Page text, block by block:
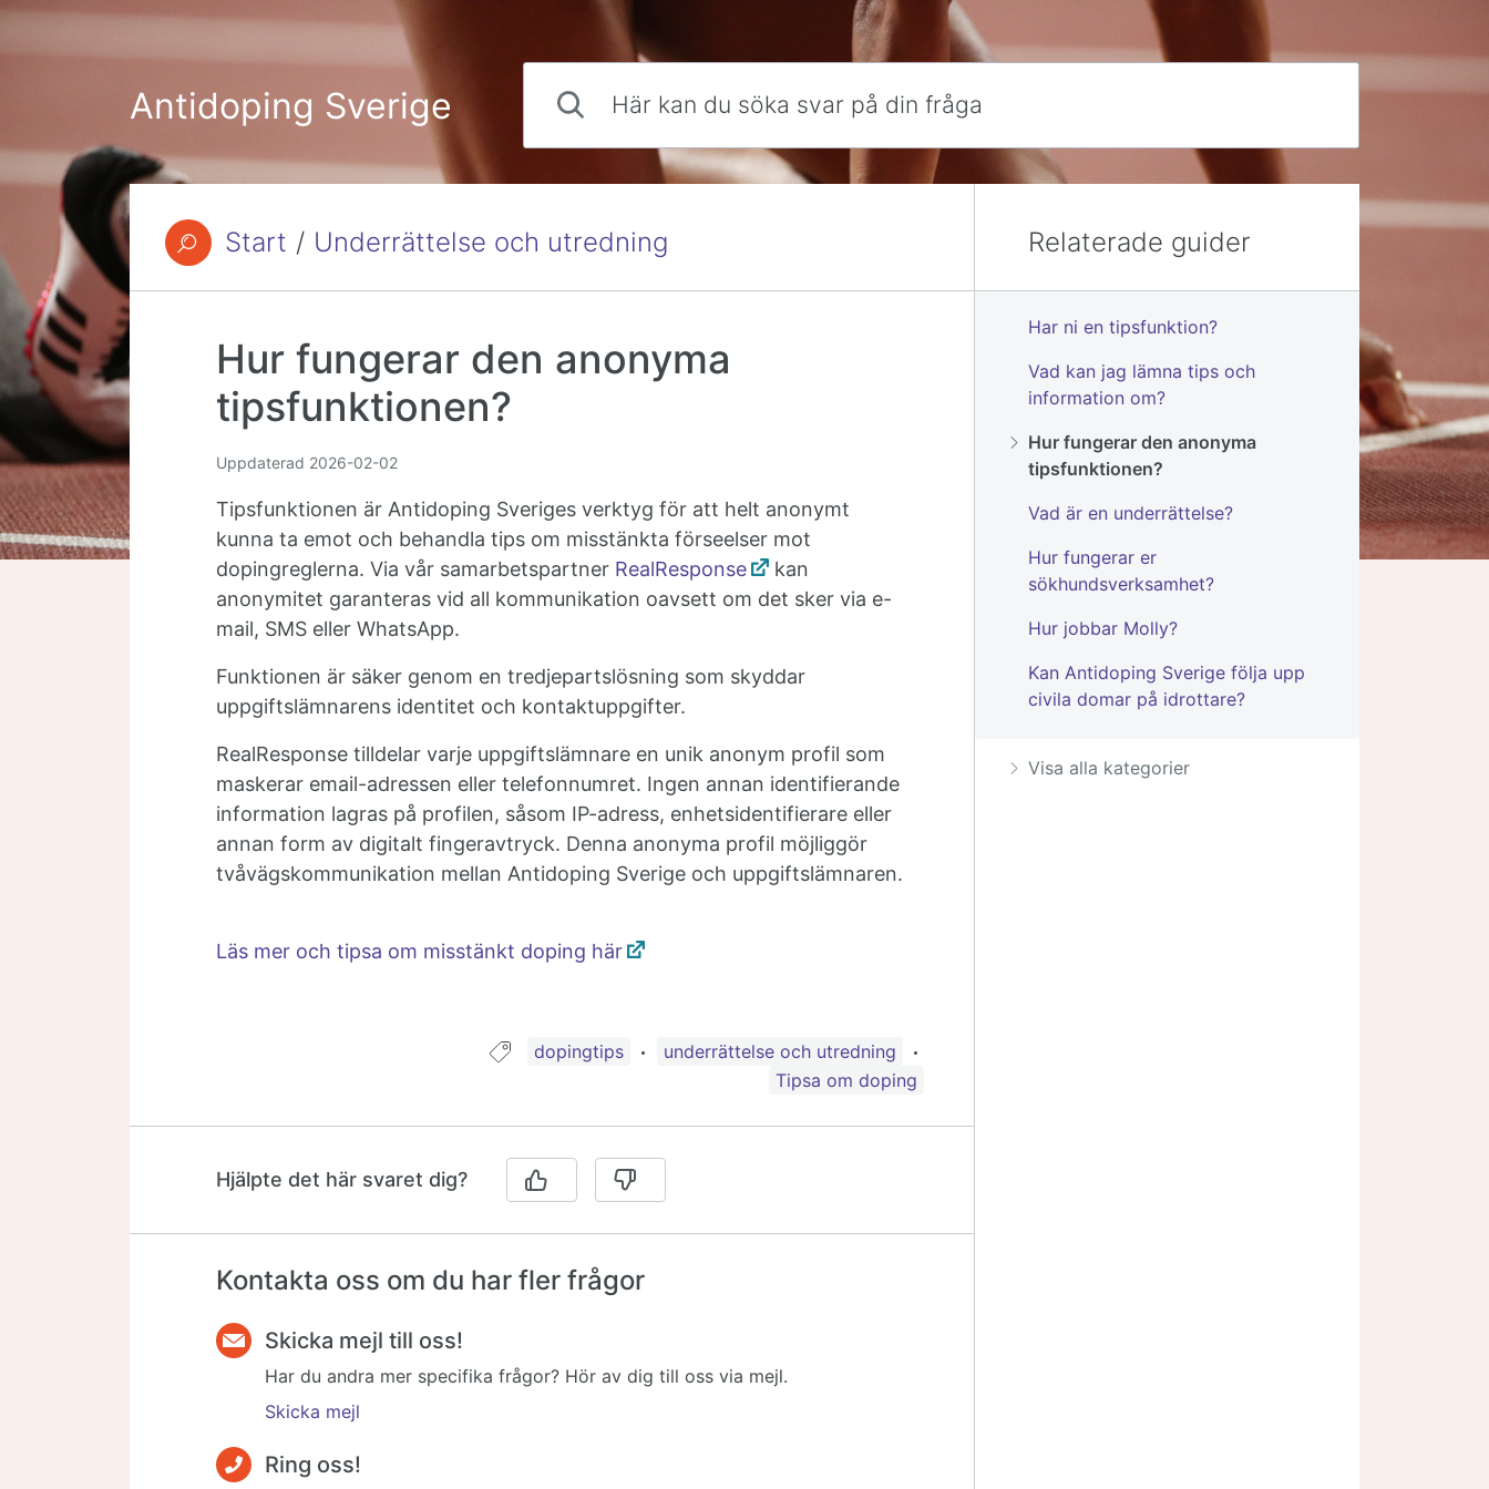
Hoppa till innehåll
Antidoping Sverige
Du är här:Start / Underrättelse och utredning
Hur fungerar den anonyma
tipsfunktionen?
Uppdaterad 2026-02-02
Tipsfunktionen är Antidoping Sveriges verktyg för att helt anonymt
kunna ta emot och behandla tips om misstänkta förseelser mot
dopingreglerna. Via vår samarbetspartner RealResponse
kan
anonymitet garanteras vid all kommunikation oavsett om det sker via e-
mail, SMS eller WhatsApp.
Funktionen är säker genom en tredjepartslösning som skyddar
uppgiftslämnarens identitet och kontaktuppgifter.
RealResponse tilldelar varje uppgiftslämnare en unik anonym profil som
maskerar email-adressen eller telefonnumret. Ingen annan identifierande
information lagras på profilen, såsom IP-adress, enhetsidentifierare eller
annan form av digitalt fingeravtryck. Denna anonyma profil möjliggör
tvåvägskommunikation mellan Antidoping Sverige och uppgiftslämnaren.
Läs mer och tipsa om misstänkt doping här
Guide taggad med:
dopingtips
underrättelse och utredning
Tipsa om doping
Hjälpte det här svaret dig?
Kontakta oss om du har fler frågor
Skicka mejl till oss!
Har du andra mer specifika frågor? Hör av dig till oss via mejl.
Skicka mejl
Ring oss!
Relaterade guider
Har ni en tipsfunktion?
Vad kan jag lämna tips och
information om?
Hur fungerar den anonyma
tipsfunktionen?
Vad är en underrättelse?
Hur fungerar er
sökhundsverksamhet?
Hur jobbar Molly?
Kan Antidoping Sverige följa upp
civila domar på idrottare?
Visa alla kategorier